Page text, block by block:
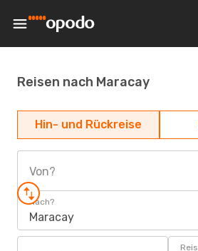
Reisen nach Maracay
Hin- und Rückreise
Von?
Nach?
Maracay